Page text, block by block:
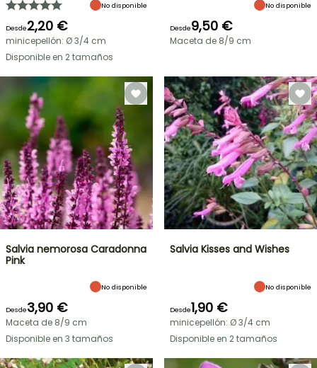
No disponible
Desde2,20 €
minicepellón: Ø 3/4 cm
Disponible en 2 tamaños
No disponible
Desde9,50 €
Maceta de 8/9 cm
Salvia nemorosa Caradonna
Pink
No disponible
Desde3,90 €
Maceta de 8/9 cm
Disponible en 3 tamaños
Salvia Kisses and Wishes
No disponible
Desde1,90 €
minicepellón: Ø 3/4 cm
Disponible en 2 tamaños